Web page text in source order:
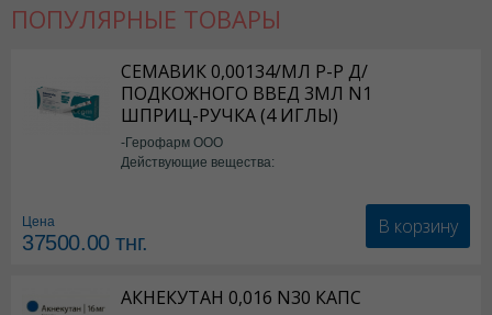
Аевит в Астане , Аевит в Уральске, Аевит в Актау
ПОПУЛЯРНЫЕ ТОВАРЫ
СЕМАВИК 0,00134/МЛ Р-Р Д/
ПОДКОЖНОГО ВВЕД 3МЛ N1
ШПРИЦ-РУЧКА (4 ИГЛЫ)
-Герофарм ООО
Действующие вещества:
Цена
37500.00тнг.
В корзину
АКНЕКУТАН 0,016 N30 КАПС